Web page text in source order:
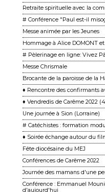
Retraite spirituelle avec la
# Conférence "Paul est-il
Messe animée par les Jeunes
Hommage à Alice DOMONT
# Pèlerinage en ligne: Vivez
Messe Chrismale
Brocante de la paroisse de la
♦ Rencontre des confirmants
♦ Vendredis de Carême 2022
Une journée à Sion (Lorraine)
# Catéchistes : formation
♦ Soirée échange autour du
Fête diocésaine du MEJ
Conférences de Carême 2022
Journée des mamans d'une
Conférence : Emmanuel
d'aujourd'hui